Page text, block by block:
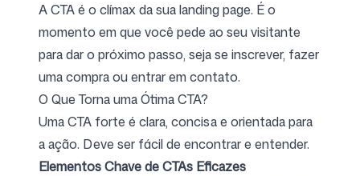
A CTA é o clímax da sua landing page. É o
momento em que você pede ao seu visitante
para dar o próximo passo, seja se inscrever, fazer
uma compra ou entrar em contato.
O Que Torna uma Ótima CTA?
Uma CTA forte é clara, concisa e orientada para
a ação. Deve ser fácil de encontrar e entender.
Elementos Chave de CTAs Eficazes